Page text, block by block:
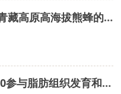
我科学家揭示青藏高原高海拔熊蜂的生态适应性机制
研究发现Rnf20参与脂肪组织发育和产热调控